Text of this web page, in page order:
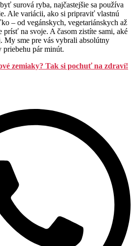
surová ryba, najčastejšie sa používa
Ale variácii, ako si pripraviť vlastnú
– od vegánskych, vegetariánskych až
prísť na svoje. A časom zistíte sami, aké
My sme pre vás vybrali absolútny
pár minút.
zemiaky? Tak si pochuť na zdraví!